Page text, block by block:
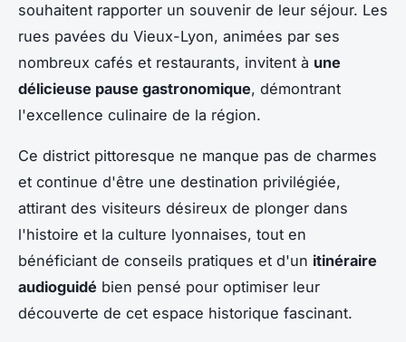
souhaitent rapporter un souvenir de leur séjour. Les
rues pavées du Vieux-Lyon, animées par ses
nombreux cafés et restaurants, invitent à une
délicieuse pause gastronomique, démontrant
l'excellence culinaire de la région.
Ce district pittoresque ne manque pas de charmes
et continue d'être une destination privilégiée,
attirant des visiteurs désireux de plonger dans
l'histoire et la culture lyonnaises, tout en
bénéficiant de conseils pratiques et d'un itinéraire
audioguidé bien pensé pour optimiser leur
découverte de cet espace historique fascinant.